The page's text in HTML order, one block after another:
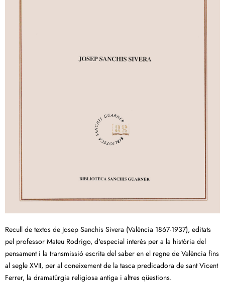
Recull de textos de Josep Sanchis Sivera (València 1867-1937), editats
pel professor Mateu Rodrigo, d'especial interès per a la història del
pensament i la transmissió escrita del saber en el regne de València fins
al segle XVII, per al coneixement de la tasca predicadora de sant Vicent
Ferrer, la dramatúrgia religiosa antiga i altres qüestions.